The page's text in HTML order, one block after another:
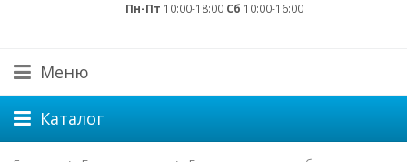
Пн-Пт 10:00-18:00 Сб 10:00-16:00
Меню
Каталог